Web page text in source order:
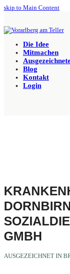
skip to Main Content
Die Idee
Mitmachen
Blog
Kontakt
Login
GMBH
AUSGEZEICHNET IN